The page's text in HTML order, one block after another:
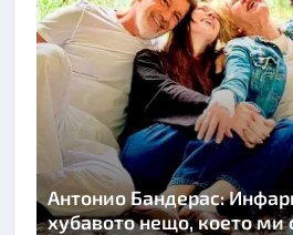
Антонио Бандерас:
хубавото нещо, което ми